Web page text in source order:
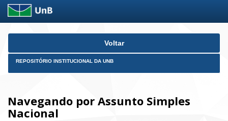
Skip
Voltar
REPOSITÓRIO INSTITUCIONAL DA UNB
Navegando por Assunto Simples
Nacional